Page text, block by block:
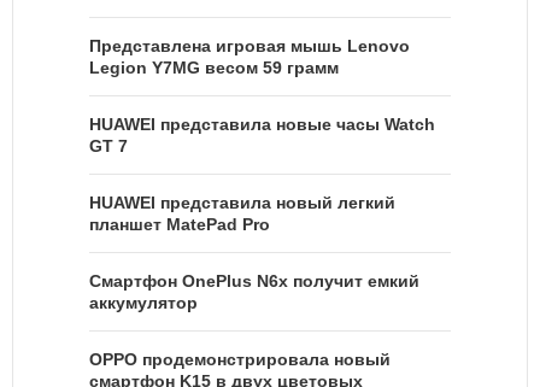
Представлена игровая мышь Lenovo
Legion Y7MG весом 59 грамм
HUAWEI представила новые часы Watch
GT 7
HUAWEI представила новый легкий
планшет MatePad Pro
Смартфон OnePlus N6x получит емкий
аккумулятор
OPPO продемонстрировала новый
смартфон K15 в двух цветовых